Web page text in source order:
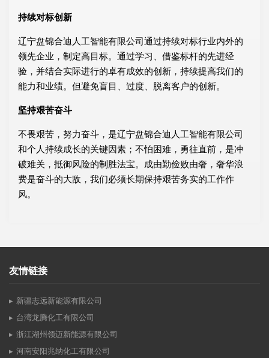
持续对标创新
辽宁盘锦合迪人工智能有限公司通过持续对标行业内外的
领先企业，制定高目标。通过学习、借鉴标杆的先进经
验，并结合实际进行的卓有成效的创新，持续提高我们的
能力和业绩。但避免盲目、过度、脱离客户的创新。
坚持艰苦奋斗
不畏艰苦，努力奋斗，是辽宁盘锦合迪人工智能有限公司
和个人持续成长的关键因素；不怕困难，勇往直前，是冲
破难关，抵御风险的制胜法宝。成由勤俭败由奢，奢华浪
费是奋斗的大敌，我们必须长期保持艰苦务实的工作作
风。
友情链接
新疆志远新能源有限公司
台湾龙腾化工有限公司
浙江湖州领迈新能源有限公司
河南安阳兆纳化工有限公司